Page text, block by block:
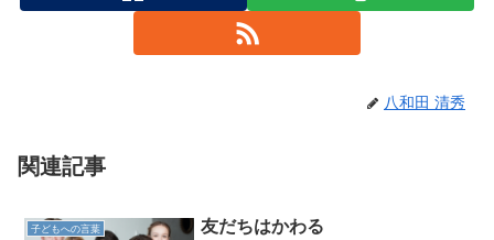
八和田 清秀
関連記事
子どもへの言葉 友だちはかわる